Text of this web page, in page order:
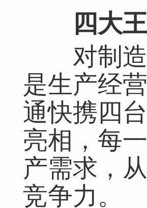
四大
对制造
是生产经
通快携四
亮相，每
产需求，
竞争力。